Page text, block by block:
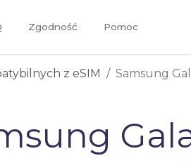
Zgodność Pomoc
z eSIM Samsung